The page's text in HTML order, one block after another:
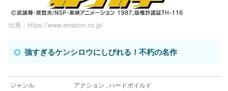
出典 : https://www.amazon.co.jp/
強すぎるケンシロウにしびれる！不朽の名作
ジャンル
アクション , ハードボイルド